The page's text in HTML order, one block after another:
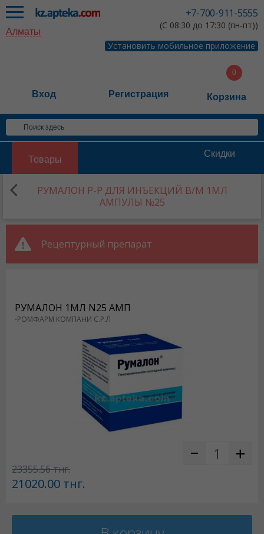
+7-700-911-5555
(С 08:30 до 17:30 (пн-пт))
Установить мобильное приложение
Алматы
Вход Регистрация Корзина
Товары
Скидки
РУМАЛОН Р-Р ДЛЯ ИНЪЕКЦИЙ В/М 1МЛ
АМПУЛЫ №25
Рецептурный препарат
РУМАЛОН 1МЛ N25 АМП
-РОМФАРМ КОМПАНИ С.Р.Л
23355.56тнг.
21020.00 тнг.